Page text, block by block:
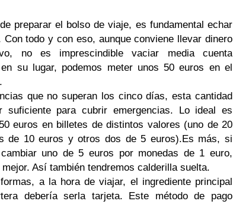
preparar el bolso de viaje, es fundamental echar
Con todo y con eso, aunque conviene llevar dinero
no es imprescindible vaciar media cuenta
en su lugar, podemos meter unos 50 euros en el
que no superan los cinco días, esta cantidad
suficiente para cubrir emergencias. Lo ideal es
euros en billetes de distintos valores (uno de 20
de 10 euros y otros dos de 5 euros).Es más, si
cambiar uno de 5 euros por monedas de 1 euro,
mejor. Así también tendremos calderilla suelta.
a la hora de viajar, el ingrediente principal
debería serla tarjeta. Este método de pago